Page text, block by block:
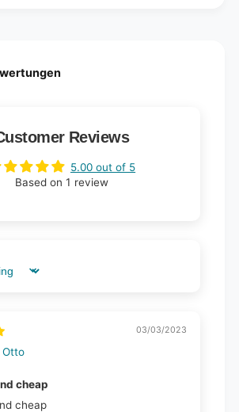
Reviews
5.00 out of 5
Based on 1 review
03/03/2023
Otto
cheap
cheap